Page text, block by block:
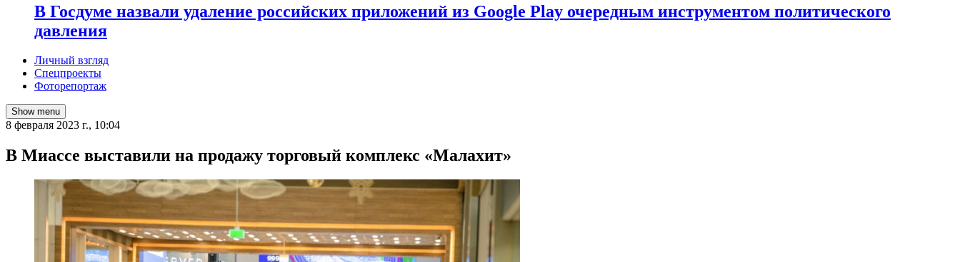
В Госдуме назвали удаление российских приложений из Google Play очередным инструментом политического
давления
Личный взгляд
Спецпроекты
Фоторепортаж
Show menu
8 февраля 2023 г., 10:04
В Миассе выставили на продажу торговый комплекс «Малахит»